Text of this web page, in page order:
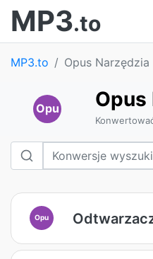
MP3.to
MP3.to Opus Narzędzia
Opu Opus
Opu